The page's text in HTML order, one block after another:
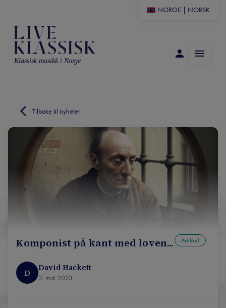
NORGE NORSK
Klassisk musikk i Norge
Tilbake til nyheter
Komponist på kant med loven... Artikkel
D David Hackett
3. mai 2023